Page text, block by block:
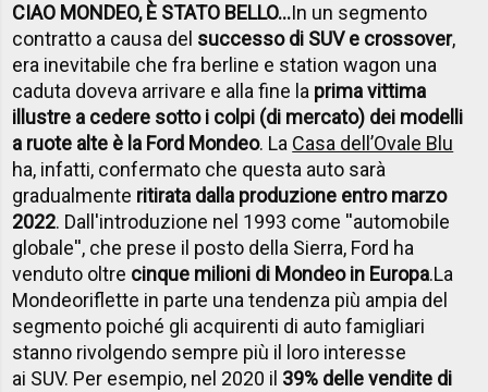
CIAO MONDEO, È STATO BELLO…In un segmento
contratto a causa del successo di SUV e crossover,
era inevitabile che fra berline e station wagon una
caduta doveva arrivare e alla fine la prima vittima
illustre a cedere sotto i colpi (di mercato) dei modelli
a ruote alte è la Ford Mondeo. La Casa dell’Ovale Blu
ha, infatti, confermato che questa auto sarà
gradualmente ritirata dalla produzione entro marzo
2022. Dall'introduzione nel 1993 come ''automobile
globale'', che prese il posto della Sierra, Ford ha
venduto oltre cinque milioni di Mondeo in Europa.La
Mondeoriflette in parte una tendenza più ampia del
segmento poiché gli acquirenti di auto famigliari
stanno rivolgendo sempre più il loro interesse
ai SUV. Per esempio, nel 2020 il 39% delle vendite di